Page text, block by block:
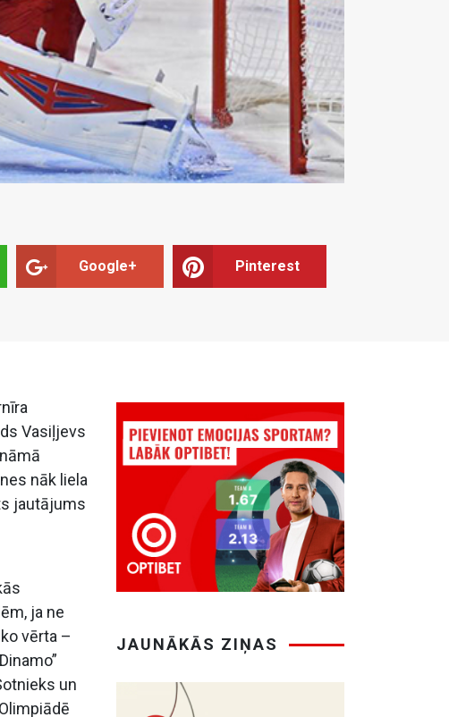
Google+ Pinterest
Vasiļjevs
nāk liela
jautājums
ja ne
vērta –
un
JAUNĀKĀS ZIŅAS